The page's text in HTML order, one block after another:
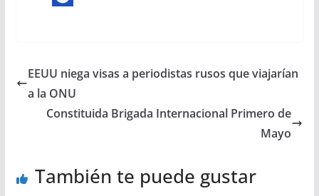
EEUU niega visas a periodistas rusos que viajarían
a la ONU
Constituida Brigada Internacional Primero de
Mayo
También te puede gustar